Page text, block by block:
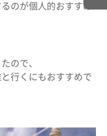
のが個人的おすすめ
ので、
行くにもおすすめで